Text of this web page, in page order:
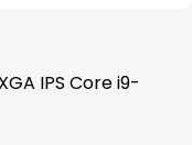
IPS Core i9-